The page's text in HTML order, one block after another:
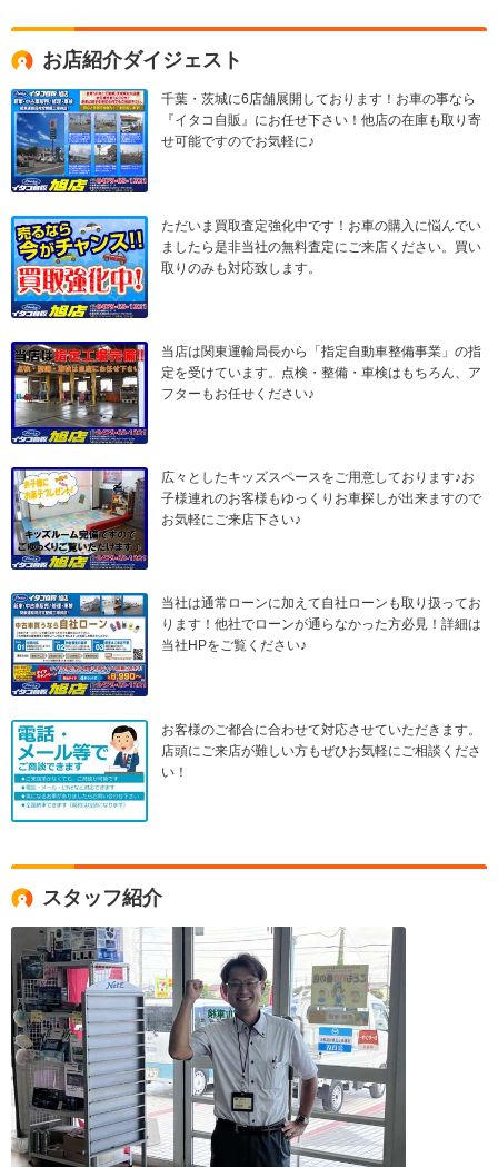
お店紹介ダイジェスト
千葉・茨城に6店舗展開しております！お車の事なら
『イタコ自販』にお任せ下さい！他店の在庫も取り寄
せ可能ですのでお気軽に♪
ただいま買取査定強化中です！お車の購入に悩んでい
ましたら是非当社の無料査定にご来店ください。買い
取りのみも対応致します。
当店は関東運輸局長から「指定自動車整備事業」の指
定を受けています。点検・整備・車検はもちろん、ア
フターもお任せください♪
広々としたキッズスペースをご用意しております♪お
子様連れのお客様もゆっくりお車探しが出来ますので
お気軽にご来店下さい♪
当社は通常ローンに加えて自社ローンも取り扱ってお
ります！他社でローンが通らなかった方必見！詳細は
当社HPをご覧ください♪
お客様のご都合に合わせて対応させていただきます。
店頭にご来店が難しい方もぜひお気軽にご相談くださ
い！
スタッフ紹介